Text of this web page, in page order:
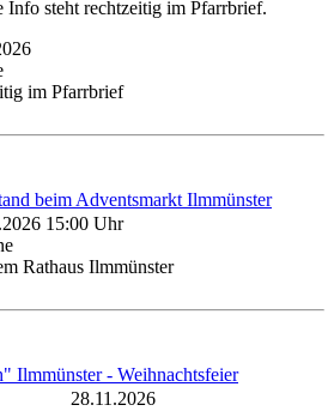
Info steht rechtzeitig im Pfarrbrief.
im Pfarrbrief
beim Adventsmarkt Ilmmünster
15:00 Uhr
Rathaus Ilmmünster
Ilmmünster - Weihnachtsfeier
28.11.2026